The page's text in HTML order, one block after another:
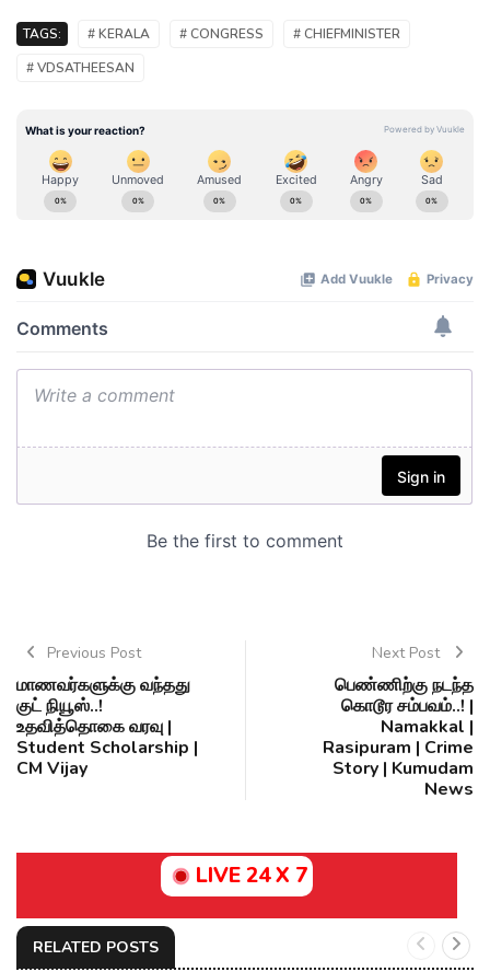
TAGS: # KERALA # CONGRESS
# CHIEFMINISTER
# VDSATHEESAN
Previous Post
மாணவர்களுக்கு வந்தது
குட் நியூஸ்..!
உதவித்தொகை வரவு |
Student Scholarship |
CM Vijay
Next Post
பெண்ணிற்கு நடந்த
கொடூர சம்பவம்..! |
Namakkal |
Rasipuram | Crime
Story | Kumudam
News
LIVE 24 X 7
RELATED POSTS